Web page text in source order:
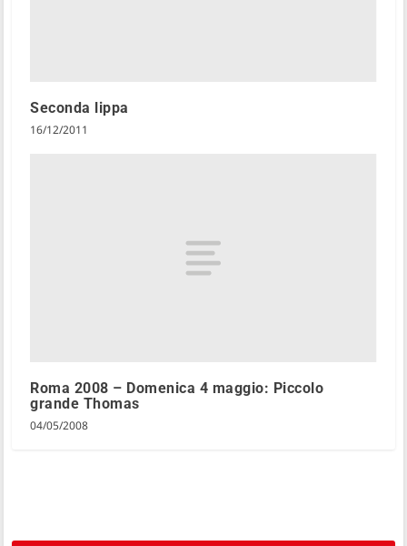
Seconda lippa
16/12/2011
Roma 2008 – Domenica 4 maggio: Piccolo
grande Thomas
04/05/2008